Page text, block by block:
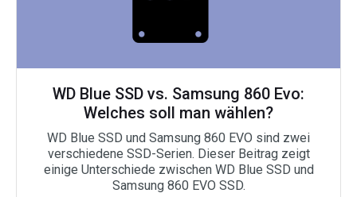
WD Blue SSD vs. Samsung 860 Evo:
Welches soll man wählen?
WD Blue SSD und Samsung 860 EVO sind zwei
verschiedene SSD-Serien. Dieser Beitrag zeigt
einige Unterschiede zwischen WD Blue SSD und
Samsung 860 EVO SSD.